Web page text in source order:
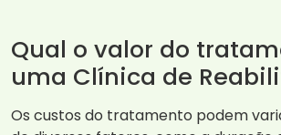
Qual o valor do
uma Clínica de
Os custos do tratamento podem